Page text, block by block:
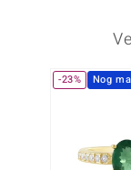
-23% Nog